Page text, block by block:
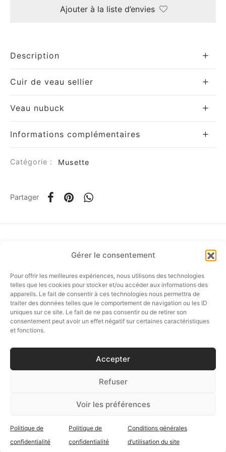
Gérer le consentement
Pour offrir les meilleures expériences, nous utilisons des technologies
telles que les cookies pour stocker et/ou accéder aux informations des
appareils. Le fait de consentir à ces technologies nous permettra de
traiter des données telles que le comportement de navigation ou les ID
uniques sur ce site. Le fait de ne pas consentir ou de retirer son
consentement peut avoir un effet négatif sur certaines caractéristiques
et fonctions.
Accepter
Refuser
Voir les préférences
Politique de
confidentialité
Politique de
confidentialité
Conditions générales
d’utilisation du site
Ajouter à la liste d’envies
Description
Cuir de veau sellier
Veau nubuck
Informations complémentaires
Catégorie : Musette
Partager
SUIVEZ-NOUS…
E-SHOP
SERVICE CLIENT
BOUTIQUE CÉSAIRE
©2026 Césaire Paris - Design byPUSH IT UP
Joh